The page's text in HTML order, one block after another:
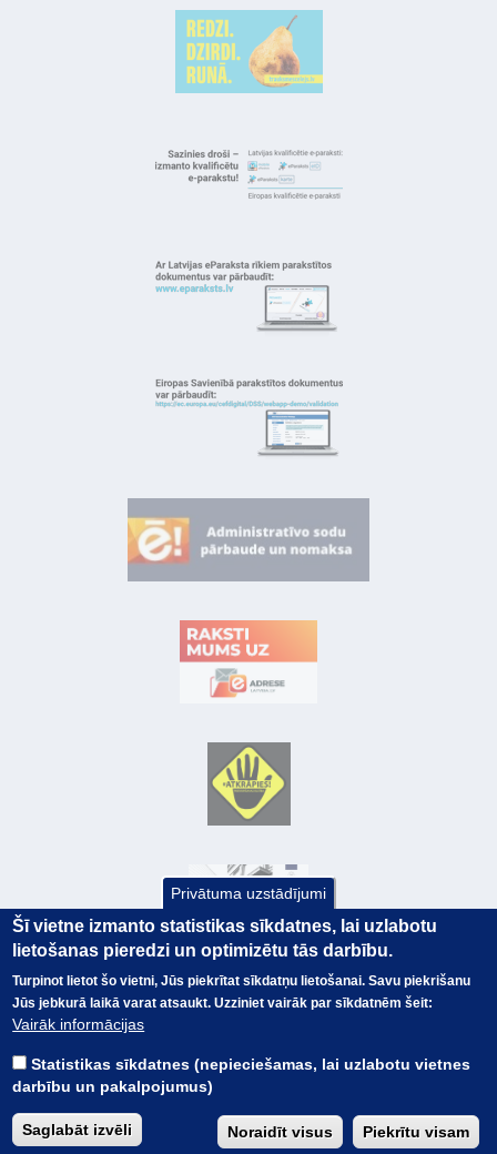
© Valsts kase 2017
Visas tiesības
EK GRĀMATVEDĪBAS KURSS
TERMINI
BUJ
PIEKĻŪSTAMĪBAS PAZIŅOJUMS
Privātuma uzstādījumi
Šī vietne izmanto statistikas sīkdatnes, lai uzlabotu
lietošanas pieredzi un optimizētu tās darbību.
Turpinot lietot šo vietni, Jūs piekrītat sīkdatņu lietošanai. Savu piekrišanu
Jūs jebkurā laikā varat atsaukt. Uzziniet vairāk par sīkdatnēm šeit:
Vairāk informācijas
Statistikas sīkdatnes (nepieciešamas, lai uzlabotu vietnes
darbību un pakalpojumus)
Saglabāt izvēli Noraidīt visus Piekrītu visam